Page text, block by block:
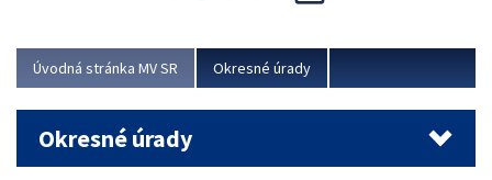
Viac
Úvodná stránka MV SR Okresné úrady
Okresné úrady